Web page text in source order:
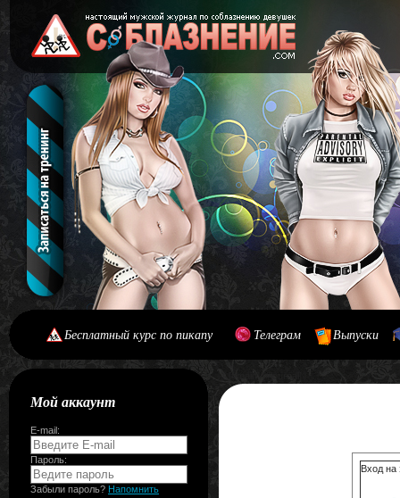
Бесплатный курс по пикапу Телеграм Выпуски
Мой аккаунт
E-mail:
Пароль:
Забыли пароль? Напомнить
Вход на